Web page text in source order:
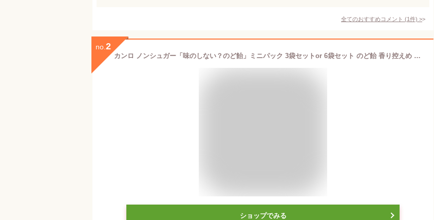
全てのおすすめコメント (1件) >
no. 2
カンロ ノンシュガー「味のしない？のど飴」ミニパック 3袋セットor 6袋セット のど飴 香り控えめ 甘さ控えめ 味のしない？のど飴 味のしないあめ あじのしない 味のないあめ シュガーフリー 甘くない 飴 ame kanro
ショップでみる